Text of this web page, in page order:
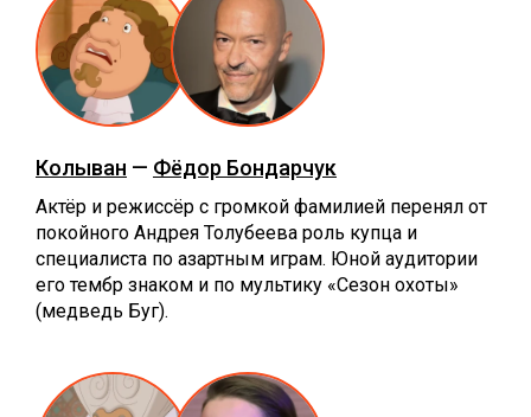
Колыван — Фёдор Бондарчук
Актёр и режиссёр с громкой фамилией перенял от
покойного Андрея Толубеева роль купца и
специалиста по азартным играм. Юной аудитории
его тембр знаком и по мультику «Сезон охоты»
(медведь Буг).